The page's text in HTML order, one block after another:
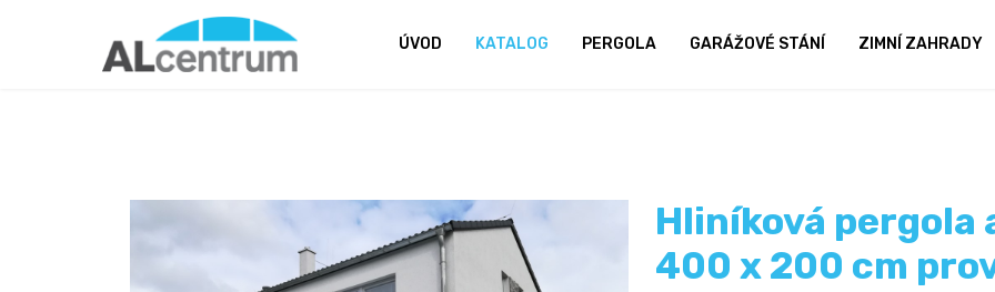
ÚVOD KATALOG PERGOLA GARÁŽOVÉ STÁNÍ ZIMNÍ ZAHRADY
Hliníková pergola
400 x 200 cm